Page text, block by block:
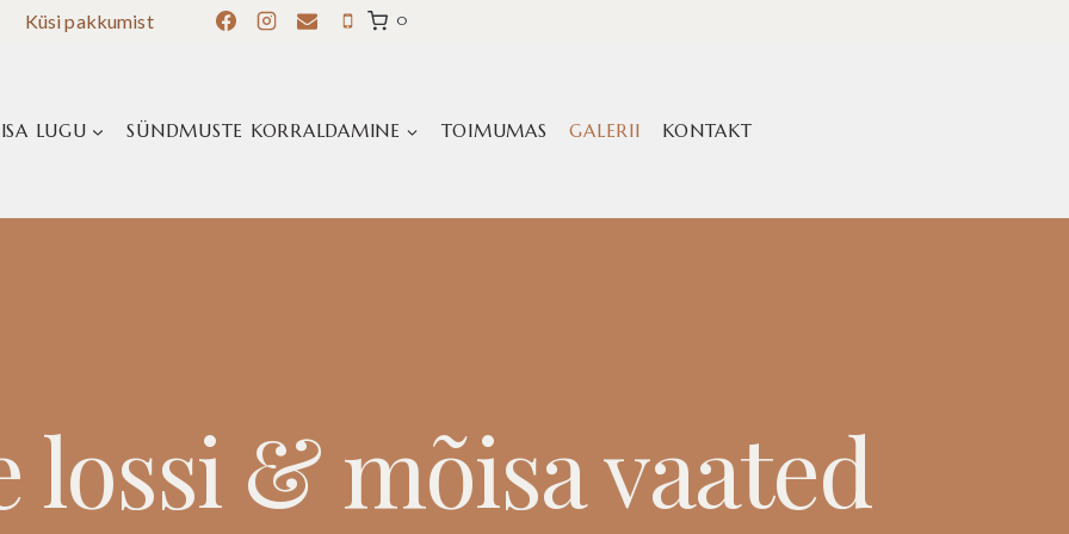
Küsi pakkumist 0
LUGU SÜNDMUSTE KORRALDAMINE TOIMUMAS GALERII KONTAKT
lossi & mõisa vaated